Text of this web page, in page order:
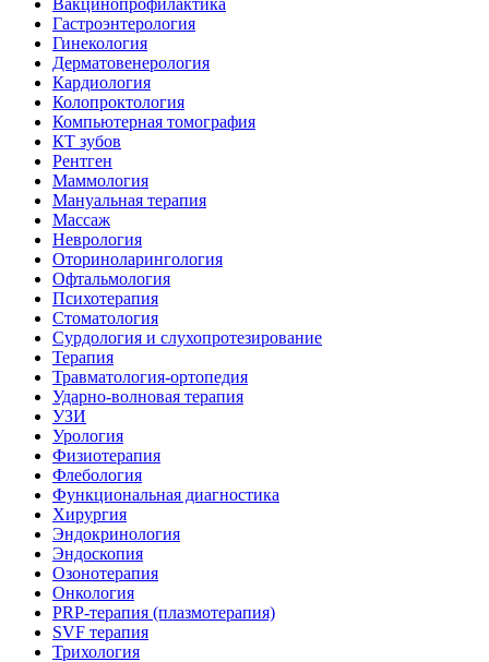
Вакцинопрофилактика
Гастроэнтерология
Гинекология
Дерматовенерология
Кардиология
Колопроктология
Компьютерная томография
КТ зубов
Рентген
Маммология
Мануальная терапия
Массаж
Неврология
Оториноларингология
Офтальмология
Психотерапия
Стоматология
Сурдология и слухопротезирование
Терапия
Травматология-ортопедия
Ударно-волновая терапия
УЗИ
Урология
Физиотерапия
Флебология
Функциональная диагностика
Хирургия
Эндокринология
Эндоскопия
Озонотерапия
Онкология
PRP-терапия (плазмотерапия)
SVF терапия
Трихология